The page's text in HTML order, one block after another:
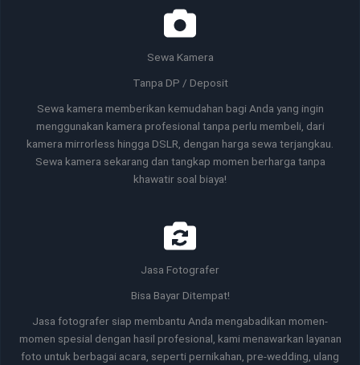
Sewa Kamera
Tanpa DP / Deposit
Sewa kamera memberikan kemudahan bagi Anda yang ingin
menggunakan kamera profesional tanpa perlu membeli, dari
kamera mirrorless hingga DSLR, dengan harga sewa terjangkau.
Sewa kamera sekarang dan tangkap momen berharga tanpa
khawatir soal biaya!
Jasa Fotografer
Bisa Bayar Ditempat!
Jasa fotografer siap membantu Anda mengabadikan momen-
momen spesial dengan hasil profesional, kami menawarkan layanan
foto untuk berbagai acara, seperti pernikahan, pre-wedding, ulang